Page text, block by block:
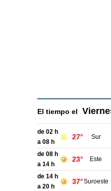
El tiempo el
de 02 h
a 08 h
27° Sur
de 08 h
a 14 h
23° Este
de 14 h
a 20 h
37°Suroeste